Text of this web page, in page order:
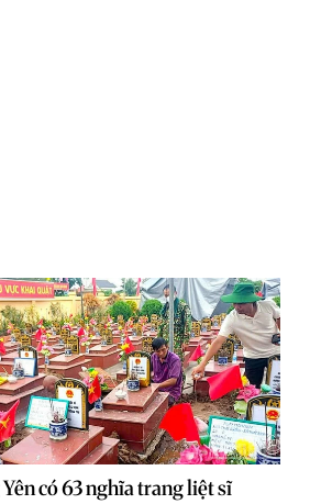
có 63 nghĩa trang liệt sĩ